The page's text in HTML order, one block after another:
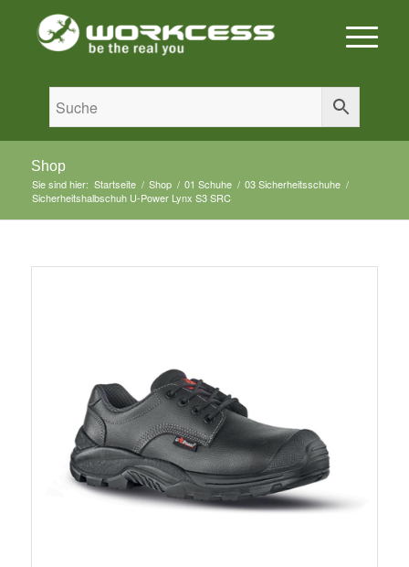
Shop
Sie sind hier: Startseite / Shop / 01 Schuhe / 03 Sicherheitsschuhe /
Sicherheitshalbschuh U-Power Lynx S3 SRC